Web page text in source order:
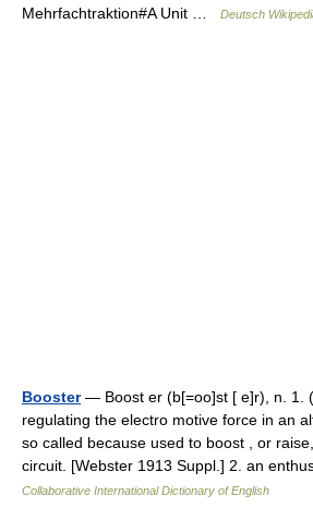
Mehrfachtraktion#A Unit …
Deutsch
Booster— Boost er (b[=oo]st [ e]r), n. 1.
regulating the electro motive force in an
so called because used to boost , or
circuit. [Webster 1913 Suppl.] 2. an
Collaborative International Dictionary of English